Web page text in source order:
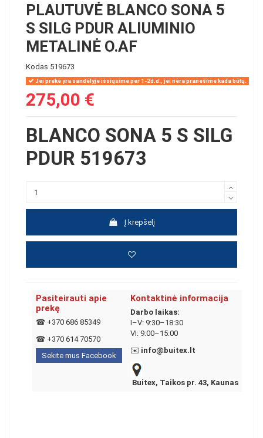
PLAUTUVĖ BLANCO SONA 5
S SILG PDUR ALIUMINIO
METALINĖ O.AF
Kodas 519673
Jei prekė yra sandėlyje išsiųsime per 1-2d.d., jei nėra pranešime kada būtų.
275,00 €
BLANCO SONA 5 S SILG
PDUR 519673
Į krepšelį
Pasiteirauti apie
prekę
☎ +370 686 85349
☎ +370 614 70570
Sekite mus Facebook
Kontaktinė informacija
Darbo laikas:
I–V: 9:30–18:30
VI: 9:00–15:00
✉️ info@buitex.lt
Buitex, Taikos pr. 43, Kaunas